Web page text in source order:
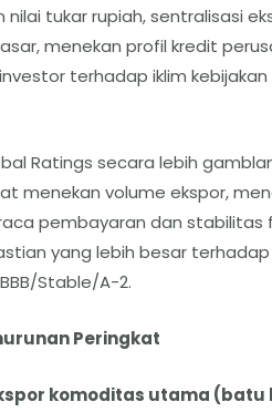
tukar rupiah, sentralisasi
menekan profil kredit
terhadap iklim
Ratings secara lebih
menekan volume ekspor,
pembayaran dan stabilitas
yang lebih besar
Stable/A-2.
Peringkat
komoditas utama (batu